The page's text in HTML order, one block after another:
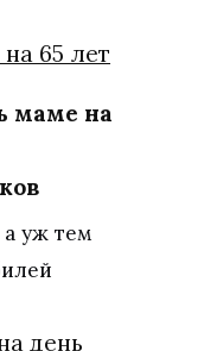
маме на
уж тем